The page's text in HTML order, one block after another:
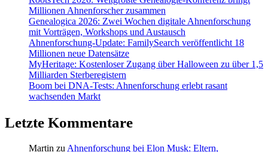
Millionen Ahnenforscher zusammen
Genealogica 2026: Zwei Wochen digitale Ahnenforschung
mit Vorträgen, Workshops und Austausch
Ahnenforschung-Update: FamilySearch veröffentlicht 18
Millionen neue Datensätze
MyHeritage: Kostenloser Zugang über Halloween zu über 1,5
Milliarden Sterberegistern
Boom bei DNA-Tests: Ahnenforschung erlebt rasant
wachsenden Markt
Letzte Kommentare
Martin zu Ahnenforschung bei Elon Musk: Eltern,